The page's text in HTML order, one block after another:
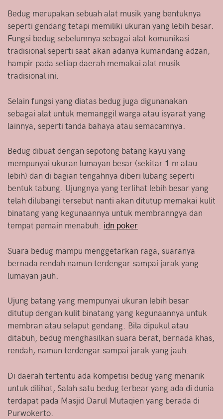
Bedug merupakan sebuah alat musik yang bentuknya
seperti gendang tetapi memiliki ukuran yang lebih besar.
Fungsi bedug sebelumnya sebagai alat komunikasi
tradisional seperti saat akan adanya kumandang adzan,
hampir pada setiap daerah memakai alat musik
tradisional ini.
Selain fungsi yang diatas bedug juga digunanakan
sebagai alat untuk memanggil warga atau isyarat yang
lainnya, seperti tanda bahaya atau semacamnya.
Bedug dibuat dengan sepotong batang kayu yang
mempunyai ukuran lumayan besar (sekitar 1 m atau
lebih) dan di bagian tengahnya diberi lubang seperti
bentuk tabung. Ujungnya yang terlihat lebih besar yang
telah dilubangi tersebut nanti akan ditutup memakai kulit
binatang yang kegunaannya untuk membranngya dan
tempat pemain menabuh. idn poker
Suara bedug mampu menggetarkan raga, suaranya
bernada rendah namun terdengar sampai jarak yang
lumayan jauh.
Ujung batang yang mempunyai ukuran lebih besar
ditutup dengan kulit binatang yang kegunaannya untuk
membran atau selaput gendang. Bila dipukul atau
ditabuh, bedug menghasilkan suara berat, bernada khas,
rendah, namun terdengar sampai jarak yang jauh.
Di daerah tertentu ada kompetisi bedug yang menarik
untuk dilihat, Salah satu bedug terbear yang ada di dunia
terdapat pada Masjid Darul Mutaqien yang berada di
Purwokerto.